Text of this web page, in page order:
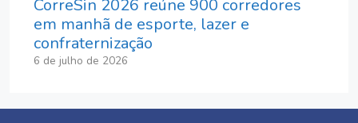
CorreSin 2026 reúne 900 corredores
em manhã de esporte, lazer e
confraternização
6 de julho de 2026